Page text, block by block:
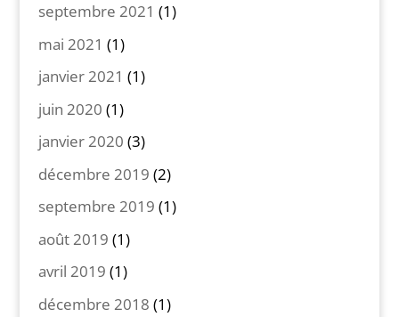
septembre 2021 (1)
mai 2021 (1)
janvier 2021 (1)
juin 2020 (1)
janvier 2020 (3)
décembre 2019 (2)
septembre 2019 (1)
août 2019 (1)
avril 2019 (1)
décembre 2018 (1)